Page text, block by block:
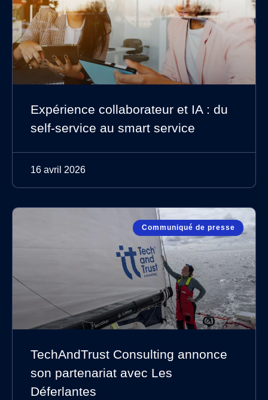
Expérience collaborateur et IA : du
self-service au smart service
16 avril 2026
Communiqué de presse
TechAndTrust Consulting annonce
son partenariat avec Les
Déferlantes